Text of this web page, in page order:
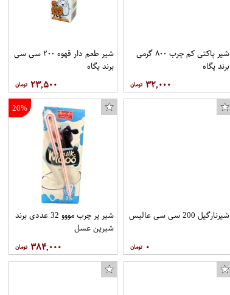
شیر پاکتی کم چرب ۸۰۰ گرمی
برند پگاه
۳۲,۰۰۰
شیر طعم دار قهوه ۲۰۰ سی سی
برند پگاه
۲۳,۵۰۰
شیرنارگیل 200 سی سی عالیس
۰
20%
شیر پر چرب مووو 32 عددی برند
شیرین عسل
۳۸۴,۰۰۰